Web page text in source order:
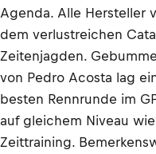
Agenda. Alle Hersteller
dem verlustreichen
Zeitenjagden.
von Pedro Acosta lag
besten Rennrunde im
auf gleichem Niveau
Zeittraining.